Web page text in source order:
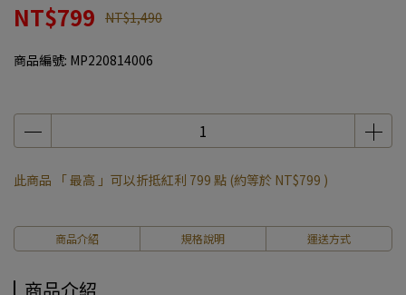
NT$799 NT$1,490
商品編號: MP220814006
此商品 「 最高 」可以折抵紅利 799 點 (約等於 NT$799 )
商品介紹 規格說明 運送方式